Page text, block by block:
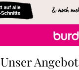
Unser Angebot